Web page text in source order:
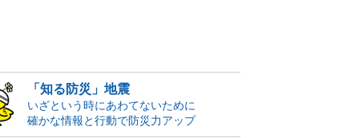
「知る防災」地震
いざという時にあわてないために
確かな情報と行動で防災力アップ